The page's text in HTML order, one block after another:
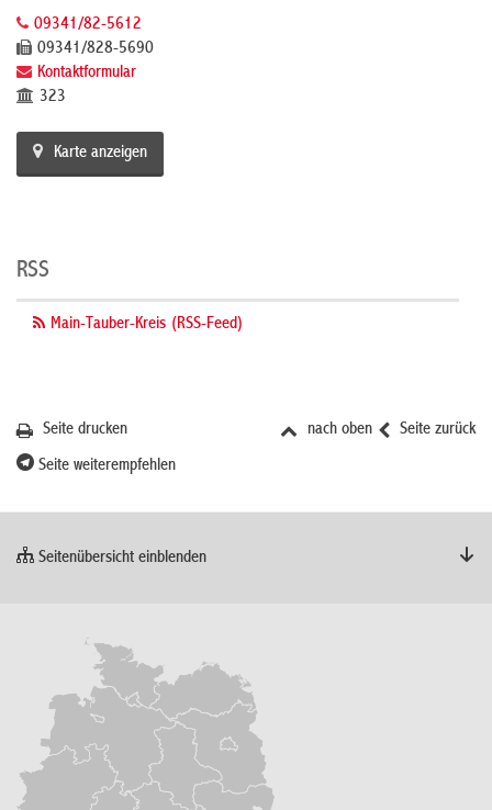
09341/82-5612
09341/828-5690
Kontaktformular
323
Karte anzeigen
RSS
Main-Tauber-Kreis (RSS-Feed)
Seite zurück
nach oben
Seite drucken
Seite weiterempfehlen
Seitenübersicht einblenden